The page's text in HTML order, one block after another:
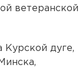
ветеранской
Курской дуге,